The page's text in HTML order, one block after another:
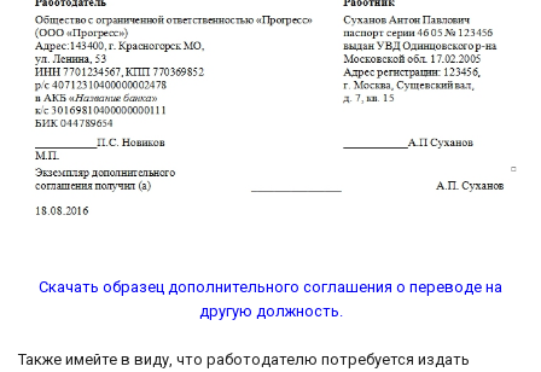
Скачать образец дополнительного соглашения о переводе на
другую должность.
Также имейте в виду, что работодателю потребуется издать